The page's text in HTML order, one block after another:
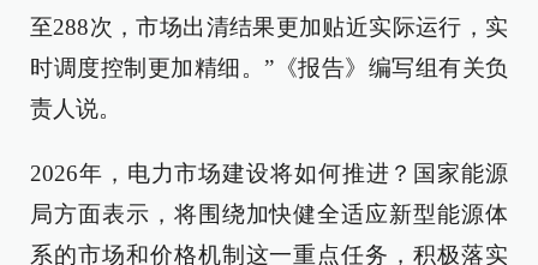
至288次，市场出清结果更加贴近实际运行，实
时调度控制更加精细。”《报告》编写组有关负
责人说。
2026年，电力市场建设将如何推进？国家能源
局方面表示，将围绕加快健全适应新型能源体
系的市场和价格机制这一重点任务，积极落实